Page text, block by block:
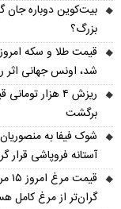
بیت‌کوین دوباره جان
بزرگ؟
شد، اونس جهانی اثر
برگشت
شوک فیفا به
آستانه فروپاشی قرار
گران‌تر از مرغ کامل